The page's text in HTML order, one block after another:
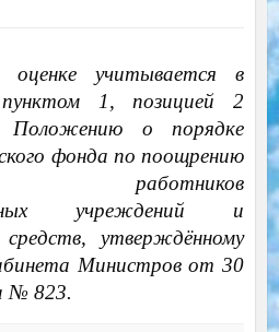
учитывается в
1, позицией 2
о порядке
фонда по поощрению
работников
учреждений и
средств, утверждённому
Министров от 30
№ 823.